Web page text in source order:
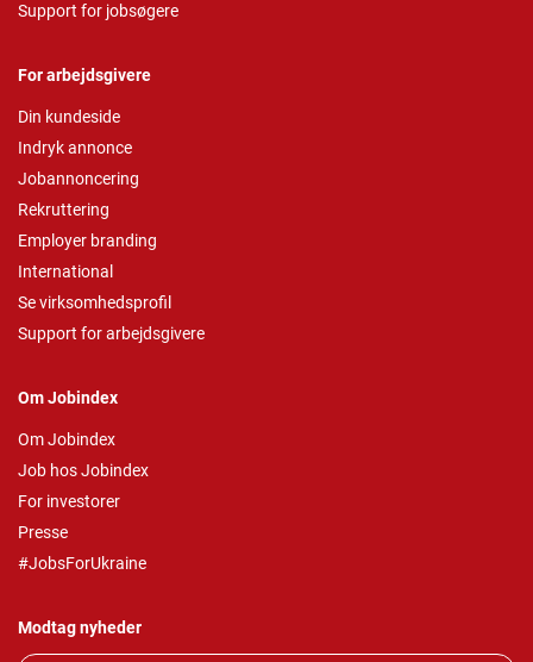
Support for jobsøgere
For arbejdsgivere
Din kundeside
Indryk annonce
Jobannoncering
Rekruttering
Employer branding
International
Se virksomhedsprofil
Support for arbejdsgivere
Om Jobindex
Om Jobindex
Job hos Jobindex
For investorer
Presse
#JobsForUkraine
Modtag nyheder